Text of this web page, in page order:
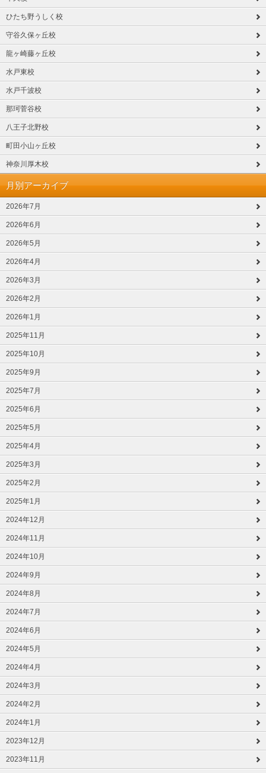
ひたち野うしく校
守谷久保ヶ丘校
龍ヶ崎藤ヶ丘校
水戸東校
水戸千波校
那珂菅谷校
八王子北野校
町田小山ヶ丘校
神奈川厚木校
月別アーカイブ
2026年7月
2026年6月
2026年5月
2026年4月
2026年3月
2026年2月
2026年1月
2025年11月
2025年10月
2025年9月
2025年7月
2025年6月
2025年5月
2025年4月
2025年3月
2025年2月
2025年1月
2024年12月
2024年11月
2024年10月
2024年9月
2024年8月
2024年7月
2024年6月
2024年5月
2024年4月
2024年3月
2024年2月
2024年1月
2023年12月
2023年11月